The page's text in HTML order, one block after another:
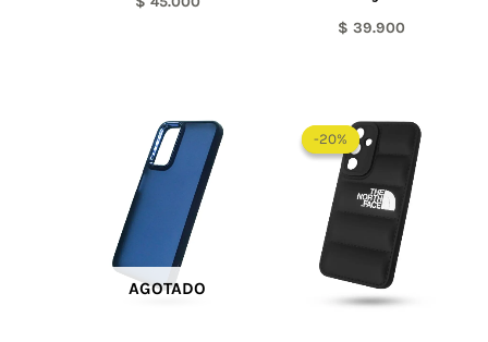
$ 39.900
AGOTADO
-20%
-20%
precio
original
era:
$ 60.000.